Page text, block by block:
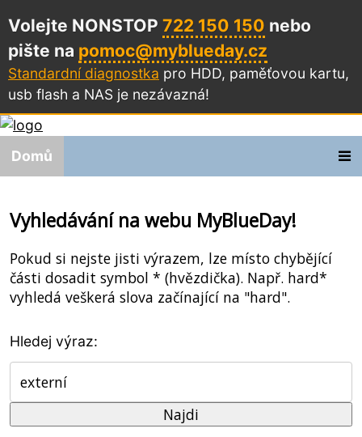
Volejte NONSTOP 722 150 150 nebo
pište na pomoc@myblueday.cz
Standardní diagnostka pro HDD, paměťovou kartu,
usb flash a NAS je nezávazná!
Domů
Vyhledávání na webu MyBlueDay!
Pokud si nejste jisti výrazem, lze místo chybějící
části dosadit symbol * (hvězdička). Např. hard*
vyhledá veškerá slova začínající na "hard".
Hledej výraz: